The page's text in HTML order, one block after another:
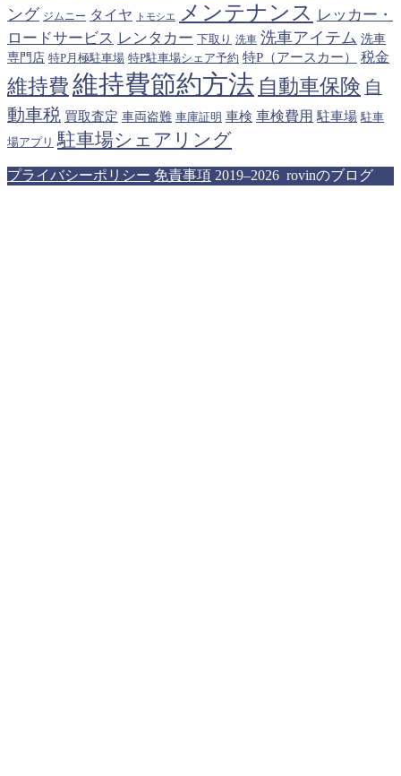
ング ジムニー タイヤ トモシエ メンテナンス レッカー・
ロードサービス レンタカー 下取り 洗車 洗車アイテム 洗車
専門店 特P月極駐車場 特P駐車場シェア予約 特P（アースカー） 税金
維持費 維持費節約方法 自動車保険 自
動車税 買取査定 車両盗難 車庫証明 車検 車検費用 駐車場 駐車
場アプリ 駐車場シェアリング
プライバシーポリシー 免責事項 2019–2026 rovinのブログ